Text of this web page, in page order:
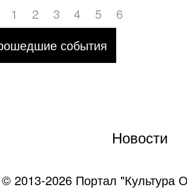
1 2 3 4 5
6
события
Новости
© 2013-2026 Портал "Культура